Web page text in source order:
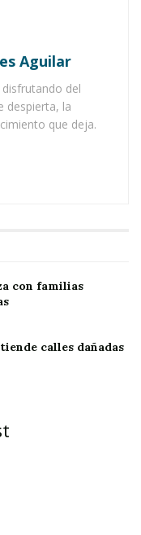
del año
provocó
del
Aguilar
del
despierta, la
que deja.
con familias
calles dañadas